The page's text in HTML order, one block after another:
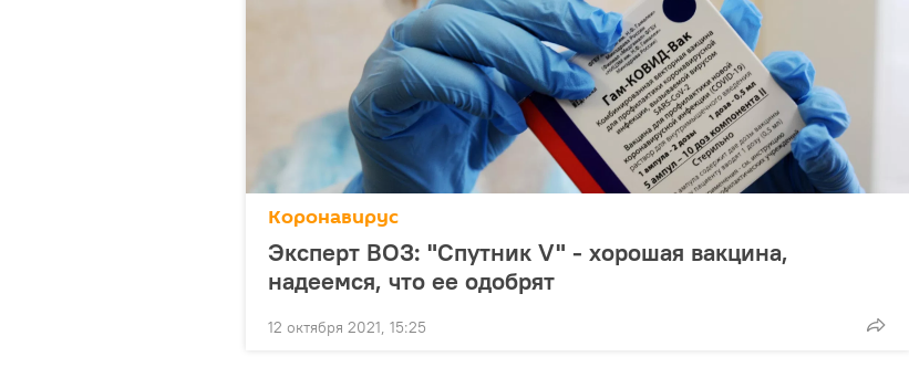
Коронавирус
Эксперт ВОЗ: "Спутник V" - хорошая вакцина,
надеемся, что ее одобрят
12 октября 2021, 15:25